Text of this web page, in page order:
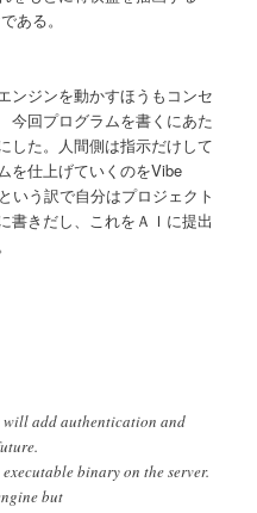
ある。
ンジンを動かすほうもコンセ
回プログラムを書くにあた
した。人間側は指示だけして
を仕上げていくのをVibe
う訳で自分はプロジェクト
書きだし、これをＡＩに提出
will add authentication and
binary on the server.
but